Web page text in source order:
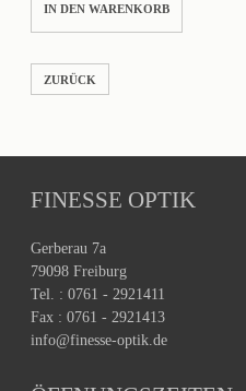
IN DEN WARENKORB
ZURÜCK
FINESSE OPTIK
Gerberau 7a
79098 Freiburg
Tel. : 0761 - 2921411
Fax : 0761 - 2921413
info@finesse-optik.de